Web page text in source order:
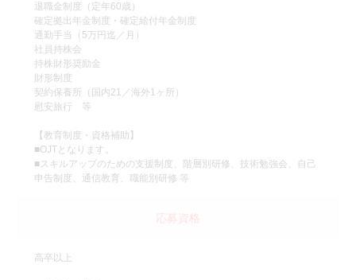
退職金制度（定年60歳）
確定拠出年金制度・確定給付年金制度
通勤手当（5万円迄／月）
社員持株会
持株財形奨励金
財形制度
契約保養所（国内21／海外1ヶ所）
慰安旅行 等
【教育制度・資格補助】
■OJTとなります。
■スキルアップのための支援制度、階層別研修、技術勉強会、自己
申告制度、通信教育、職能別研修 等
応募資格
高卒以上